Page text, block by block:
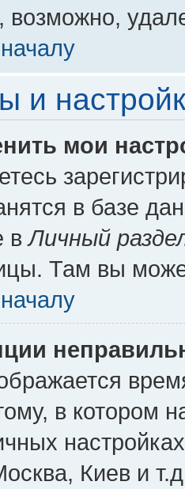
возможно,
и
мои
в базе
вЛичный
Там вы
в котором
Киев и